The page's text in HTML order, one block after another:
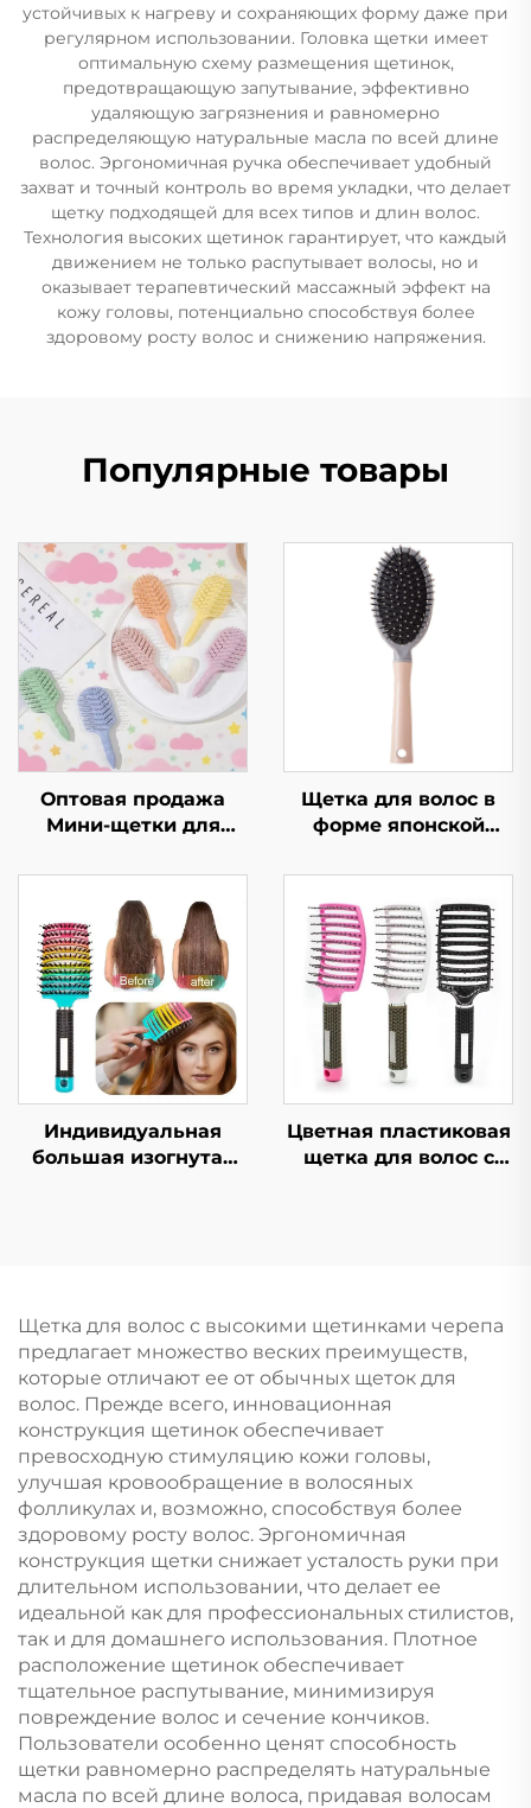
устойчивых к нагреву и сохраняющих форму даже при
регулярном использовании. Головка щетки имеет
оптимальную схему размещения щетинок,
предотвращающую запутывание, эффективно
удаляющую загрязнения и равномерно
распределяющую натуральные масла по всей длине
волос. Эргономичная ручка обеспечивает удобный
захват и точный контроль во время укладки, что делает
щетку подходящей для всех типов и длин волос.
Технология высоких щетинок гарантирует, что каждый
движением не только распутывает волосы, но и
оказывает терапевтический массажный эффект на
кожу головы, потенциально способствуя более
здоровому росту волос и снижению напряжения.
Популярные товары
Оптовая продажа
Мини-щетки для
выпрямления
вьющихся волос для
детей Пластиковая
нейлоновая
маленькая
массажная щетка для
головы
Щетка для волос в
форме японской
ребристая, высокая
черепная, большая
изогнутая, для
укладки вьющихся
волос, комфортная,
нейлоновая, модная,
для женщин, для
домашнего
использования
Индивидуальная
большая изогнутая
ребристый логотип в
комплекте
Цветная пластиковая
щетка для волос с
Щетка для волос с высокими щетинками черепа
предлагает множество веских преимуществ,
которые отличают ее от обычных щеток для
волос. Прежде всего, инновационная
конструкция щетинок обеспечивает
превосходную стимуляцию кожи головы,
улучшая кровообращение в волосяных
фолликулах и, возможно, способствуя более
здоровому росту волос. Эргономичная
конструкция щетки снижает усталость руки при
длительном использовании, что делает ее
идеальной как для профессиональных стилистов,
так и для домашнего использования. Плотное
расположение щетинок обеспечивает
тщательное распутывание, минимизируя
повреждение волос и сечение кончиков.
Пользователи особенно ценят способность
щетки равномерно распределять натуральные
масла по всей длине волоса, придавая волосам